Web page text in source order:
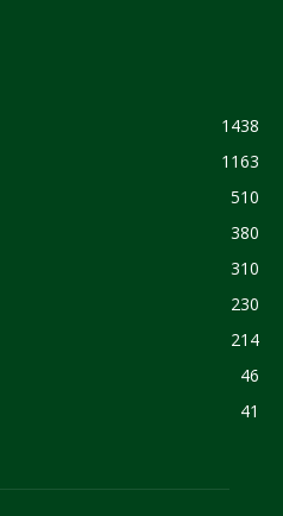
1438
1163
510
380
310
230
214
46
41